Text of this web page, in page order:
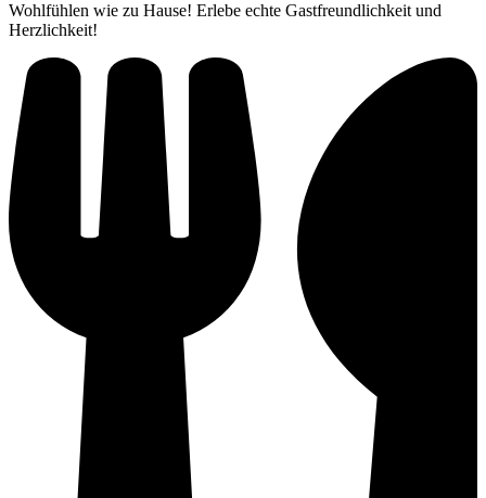
Wohlfühlen wie zu Hause! Erlebe echte Gastfreundlichkeit und
Herzlichkeit!